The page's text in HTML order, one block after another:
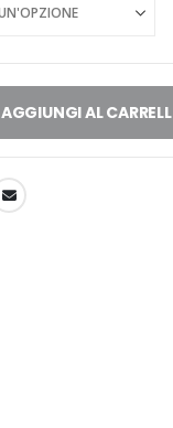
AGGIUNGI AL